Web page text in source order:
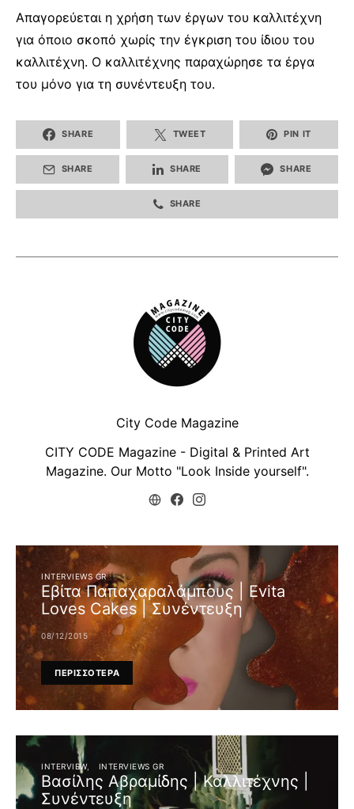
Απαγορεύεται η χρήση των έργων του καλλιτέχνη
για όποιο σκοπό χωρίς την έγκριση του ίδιου του
καλλιτέχνη. Ο καλλιτέχνης παραχώρησε τα έργα
του μόνο για τη συνέντευξη του.
SHARE TWEET PIN IT
SHARE SHARE SHARE
SHARE
City Code Magazine
CITY CODE Magazine - Digital & Printed Art
Magazine. Our Motto "Look Inside yourself".
INTERVIEWS GR
Εβίτα Παπαχαραλάμπους | Evita
Loves Cakes | Συνέντευξη
08/12/2015
ΠΕΡΙΣΣΟΤΕΡΑ
INTERVIEW INTERVIEWS GR
Βασίλης Αβραμίδης | Καλλιτέχνης |
Συνέντευξη